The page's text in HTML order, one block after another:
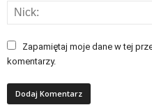
Zapamiętaj moje dane w tej
komentarzy.